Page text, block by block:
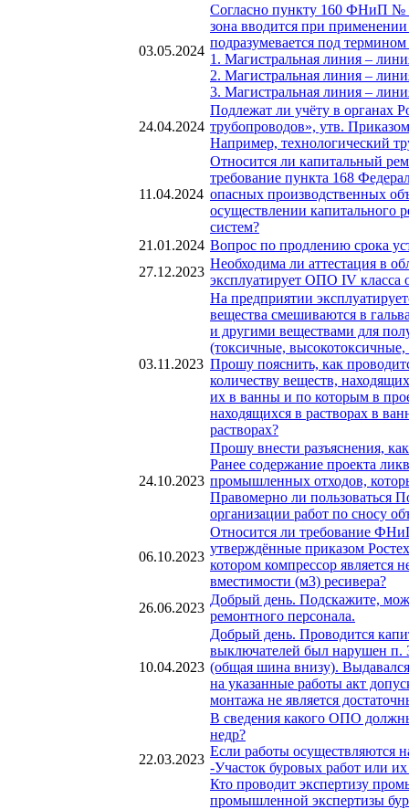
03.05.2024
Согласно пункту 160 ФНиП №
зона вводится при
подразумевается под
1. Магистральная линия –
2. Магистральная линия –
3. Магистральная линия –
24.04.2024
Подлежат ли учёту в органах
трубопроводов», утв.
Например, технологический
11.04.2024
Относится ли капитальный
требование пункта 168
опасных производственных
осуществлении капитального
систем?
21.01.2024 Вопрос по продлению срока
27.12.2023
Необходима ли аттестация в
эксплуатирует ОПО IV класса
03.11.2023
На предприятии
вещества смешиваются в
и другими веществами для
(токсичные,
Прошу пояснить, как
количеству веществ,
их в ванны и по которым в
находящихся в растворах в
растворах?
24.10.2023
Прошу внести разъяснения,
Ранее содержание проекта
промышленных отходов,
Правомерно ли пользоваться
организации работ по сносу
06.10.2023
Относится ли требование
утверждённые приказом
котором компрессор является
вместимости (м3) ресивера?
26.06.2023
Добрый день. Подскажите,
ремонтного персонала.
10.04.2023
Добрый день. Проводится
выключателей был нарушен п.
(общая шина внизу). Выдавался
на указанные работы акт
монтажа не является
22.03.2023
В сведения какого ОПО
недр?
Если работы осуществляются
-Участок буровых работ или
Кто проводит экспертизу
промышленной экспертизы